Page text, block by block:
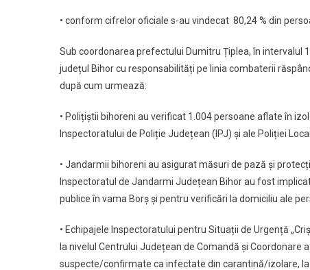
• conform cifrelor oficiale s-au vindecat 80,24 % din
Sub coordonarea prefectului Dumitru Țiplea, în intervalul
județul Bihor cu responsabilități pe linia combaterii
după cum urmează:
• Polițiștii bihoreni au verificat 1.004 persoane aflate în
Inspectoratului de Poliție Județean (IPJ) și ale Poliției
• Jandarmii bihoreni au asigurat măsuri de pază și
Inspectoratul de Jandarmi Județean Bihor au fost
publice în vama Borș și pentru verificări la domiciliu ale
• Echipajele Inspectoratului pentru Situații de Urgență
la nivelul Centrului Județean de Comandă și
suspecte/confirmate ca infectate din carantină/izolare, la